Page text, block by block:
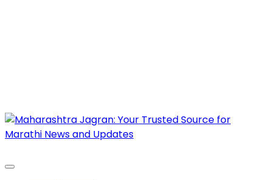
Maharashtra Jagran : Your Trusted Companion